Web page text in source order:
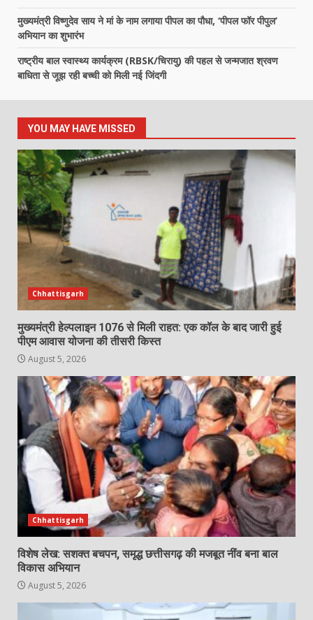
मुख्यमंत्री विष्णुदेव साय ने मां के नाम लगाया पीपल का पौधा, ‘पीपल फॉर पीपुल’
अभियान का शुभारंभ
राष्ट्रीय बाल स्वास्थ्य कार्यक्रम (RBSK/चिरायु) की पहल से जन्मजात श्रवण
बाधिता से जूझ रही बच्ची को मिली नई जिंदगी
YOU MAY HAVE MISSED
Chhattisgarh
मुख्यमंत्री हेल्पलाइन 1076 से मिली राहत: एक कॉल के बाद जारी हुई
पीएम आवास योजना की तीसरी किस्त
August 5, 2026
Chhattisgarh
विशेष लेख: सशक्त बचपन, समृद्ध छत्तीसगढ़ की मजबूत नींव बना बाल
विकास अभियान
August 5, 2026